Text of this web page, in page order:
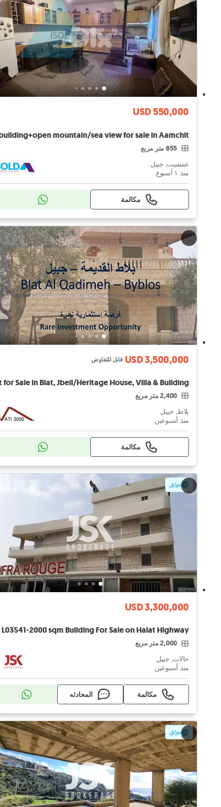
USD 550,000
855 متر مربع
عمشيت, جبيل
منذ ١ أسبوع
مكالمة
USD 3,500,000 قابل للتفاوض
2,400 متر مربع
بلاط, جبيل
منذ أسبوعين
مكالمة
موثق
USD 3,300,000
L03541-2000 sqm Building For Sale on Halat Highway
2,000 متر مربع
حالات, جبيل
منذ أسبوعين
مكالمة المحادثه
موثق